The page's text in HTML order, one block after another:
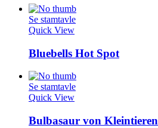
Se stamtavle
Quick View
Bluebells Hot Spot
Se stamtavle
Quick View
Bulbasaur von Kleintieren